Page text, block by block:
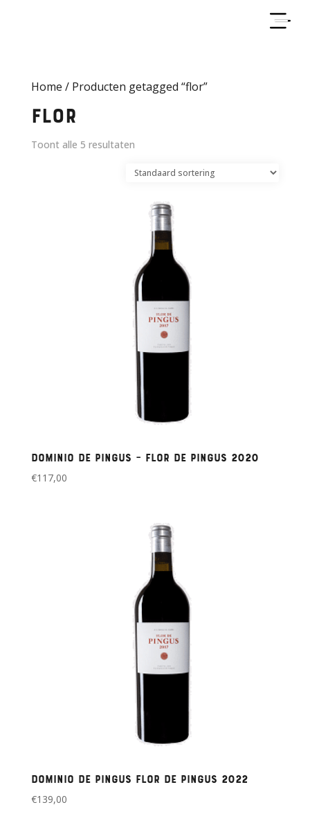
Home / Producten getagged “flor”
flor
Toont alle 5 resultaten
Dominio de Pingus – Flor de Pingus 2020
€117,00
Dominio de Pingus Flor de Pingus 2022
€139,00